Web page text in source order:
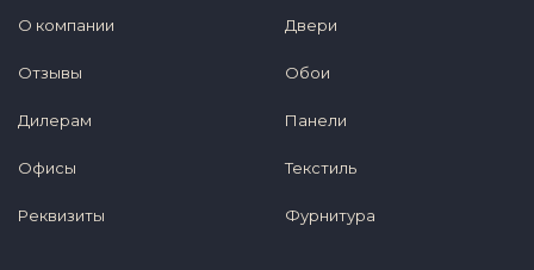
О компании
Отзывы
Дилерам
Офисы
Реквизиты
Двери
Обои
Панели
Текстиль
Фурнитура